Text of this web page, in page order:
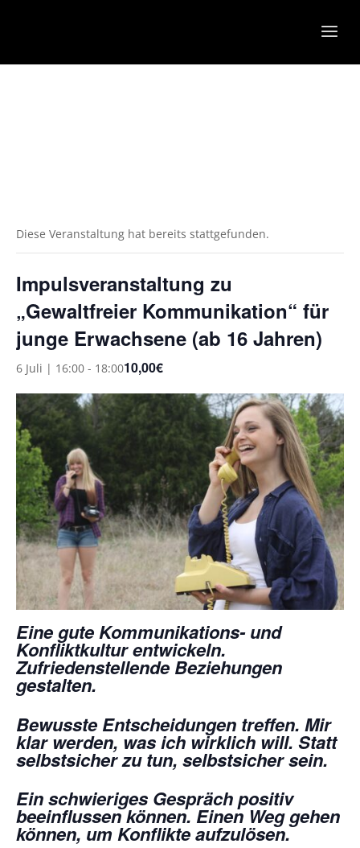
Diese Veranstaltung hat bereits stattgefunden.
Impulsveranstaltung zu
„Gewaltfreier Kommunikation“ für
junge Erwachsene (ab 16 Jahren)
6 Juli | 16:00 - 18:0010,00€
Eine gute Kommunikations- und
Konfliktkultur entwickeln.
Zufriedenstellende Beziehungen
gestalten.
Bewusste Entscheidungen treffen. Mir
klar werden, was ich wirklich will. Statt
selbstsicher zu tun, selbstsicher sein.
Ein schwieriges Gespräch positiv
beeinflussen können. Einen Weg gehen
können, um Konflikte aufzulösen.